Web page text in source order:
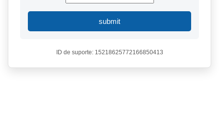
submit
ID de suporte: 15218625772166850413